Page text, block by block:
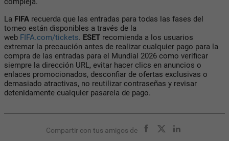
La FIFA recuerda que las entradas para todas las fases del
torneo están disponibles a través de la
web FIFA.com/tickets. ESET recomienda a los usuarios
extremar la precaución antes de realizar cualquier pago para la
compra de las entradas para el Mundial 2026 como verificar
siempre la dirección URL, evitar hacer clics en anuncios o
enlaces promocionados, desconfiar de ofertas exclusivas o
demasiado atractivas, no reutilizar contraseñas y revisar
detenidamente cualquier pasarela de pago.
Compartir con tus amigos de